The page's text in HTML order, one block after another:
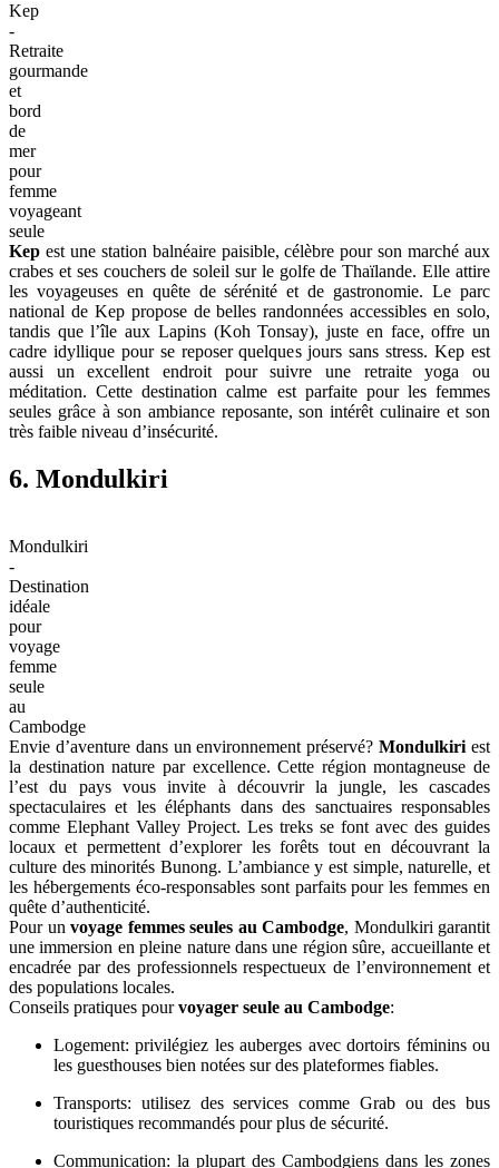
Kep
-
Retraite
gourmande
et
bord
de
mer
pour
femme
voyageant
seule
Kep est une station balnéaire paisible, célèbre pour son marché aux
crabes et ses couchers de soleil sur le golfe de Thaïlande. Elle attire
les voyageuses en quête de sérénité et de gastronomie. Le parc
national de Kep propose de belles randonnées accessibles en solo,
tandis que l’île aux Lapins (Koh Tonsay), juste en face, offre un
cadre idyllique pour se reposer quelques jours sans stress. Kep est
aussi un excellent endroit pour suivre une retraite yoga ou
méditation. Cette destination calme est parfaite pour les femmes
seules grâce à son ambiance reposante, son intérêt culinaire et son
très faible niveau d’insécurité.
6. Mondulkiri
Mondulkiri
-
Destination
idéale
pour
voyage
femme
seule
au
Cambodge
Envie d’aventure dans un environnement préservé?Mondulkiri est
la destination nature par excellence. Cette région montagneuse de
l’est du pays vous invite à découvrir la jungle, les cascades
spectaculaires et les éléphants dans des sanctuaires responsables
comme Elephant Valley Project. Les treks se font avec des guides
locaux et permettent d’explorer les forêts tout en découvrant la
culture des minorités Bunong. L’ambiance y est simple, naturelle, et
les hébergements éco-responsables sont parfaits pour les femmes en
quête d’authenticité.
Pour un voyage femmes seules au Cambodge, Mondulkiri garantit
une immersion en pleine nature dans une région sûre, accueillante et
encadrée par des professionnels respectueux de l’environnement et
des populations locales.
Conseils pratiques pourvoyager seule au Cambodge:
Logement: privilégiez les auberges avec dortoirs féminins ou
les guesthouses bien notées sur des plateformes fiables.
Transports: utilisez des services comme Grab ou des bus
touristiques recommandés pour plus de sécurité.
Communication: la plupart des Cambodgiens dans les zones